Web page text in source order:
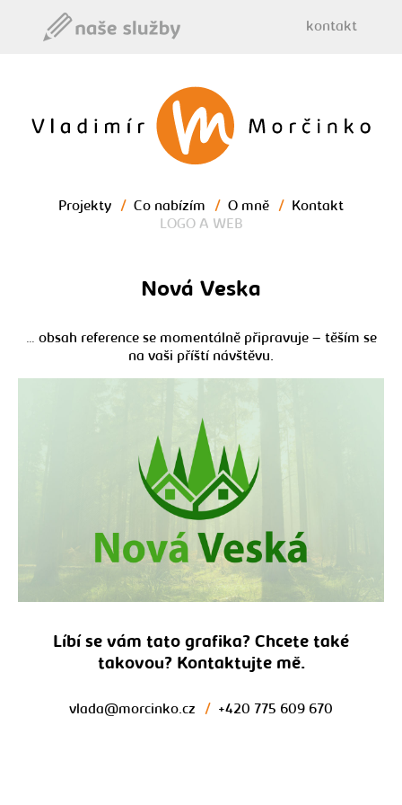
kontakt
Morčinko - brand
designer
Projekty / Co nabízím / O mně /
Kontakt
LOGO A WEB
Nová Veska
… obsah reference se momentálně připravuje – těším se
na vaši příští návštěvu.
Líbí se vám tato grafika? Chcete také
takovou? Kontaktujte mě.
vlada@morcinko.cz / +420 775 609 670